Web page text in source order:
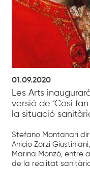
01.09.2020
Les Arts
versió de ‘Così
la situació
Stefano Montanari
Anicio Zorzi
Marina Monzó, entre
de la realitat